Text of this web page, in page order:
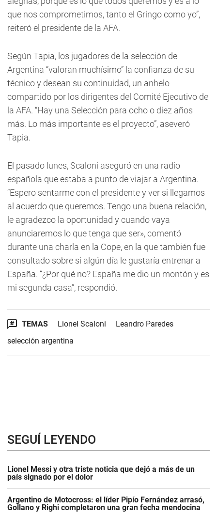
que nos comprometimos, tanto el Gringo como yo”,
reiteró el presidente de la AFA.
Según Tapia, los jugadores de la selección de
Argentina “valoran muchísimo” la confianza de su
técnico y desean su continuidad, un anhelo
compartido por los dirigentes del Comité Ejecutivo de
la AFA. “Hay una Selección para ocho o diez años
más. Lo más importante es el proyecto”, aseveró
Tapia.
El pasado lunes, Scaloni aseguró en una radio
española que estaba a punto de viajar a Argentina.
“Espero sentarme con el presidente y ver si llegamos
al acuerdo que queremos. Tengo una buena relación,
le agradezco la oportunidad y cuando vaya
anunciaremos lo que tenga que ser», comentó
durante una charla en la Cope, en la que también fue
consultado sobre si algún día le gustaría entrenar a
España. “¿Por qué no? España me dio un montón y es
mi segunda casa”, respondió.
TEMAS Lionel Scaloni
Leandro Paredes
selección argentina
SEGUÍ LEYENDO
Lionel Messi y otra triste noticia que dejó a más de un
país signado por el dolor
Argentino de Motocross: el líder Pipío Fernández arrasó,
Gollano y Righi completaron una gran fecha mendocina